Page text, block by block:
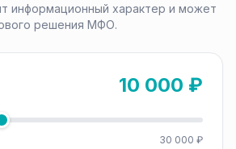
информационный характер и может
решения МФО.
10 000 ₽
30 000 ₽